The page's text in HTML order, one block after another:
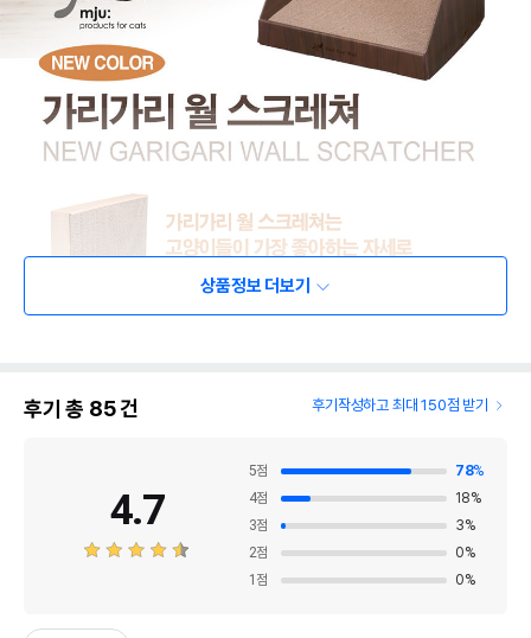
상품정보 더보기
후기 총 85건 후기작성하고 최대 150점 받기
4.7
5점 78%
4점 18%
3점 3%
2점 0%
1 점 0%